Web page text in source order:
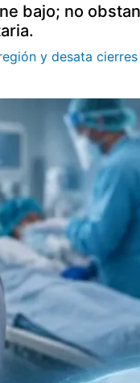
bajo; no
y desata